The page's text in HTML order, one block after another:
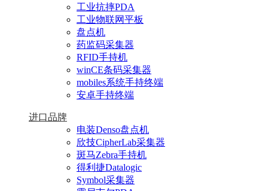
工业抗摔PDA
工业物联网平板
盘点机
药监码采集器
RFID手持机
winCE条码采集器
mobiles系统手持终端
安卓手持终端
进口品牌
电装Denso盘点机
欣技CipherLab采集器
斑马Zebra手持机
得利捷Datalogic
Symbol采集器